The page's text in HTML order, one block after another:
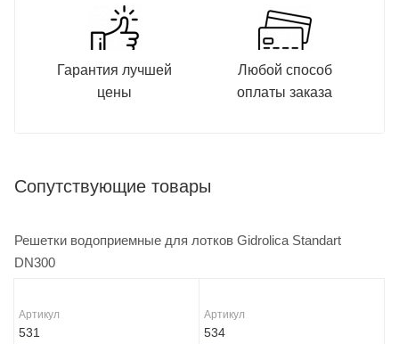
Гарантия лучшей
цены
Любой способ
оплаты заказа
Сопутствующие товары
Решетки водоприемные для лотков Gidrolica Standart
DN300
Артикул
531
Артикул
534